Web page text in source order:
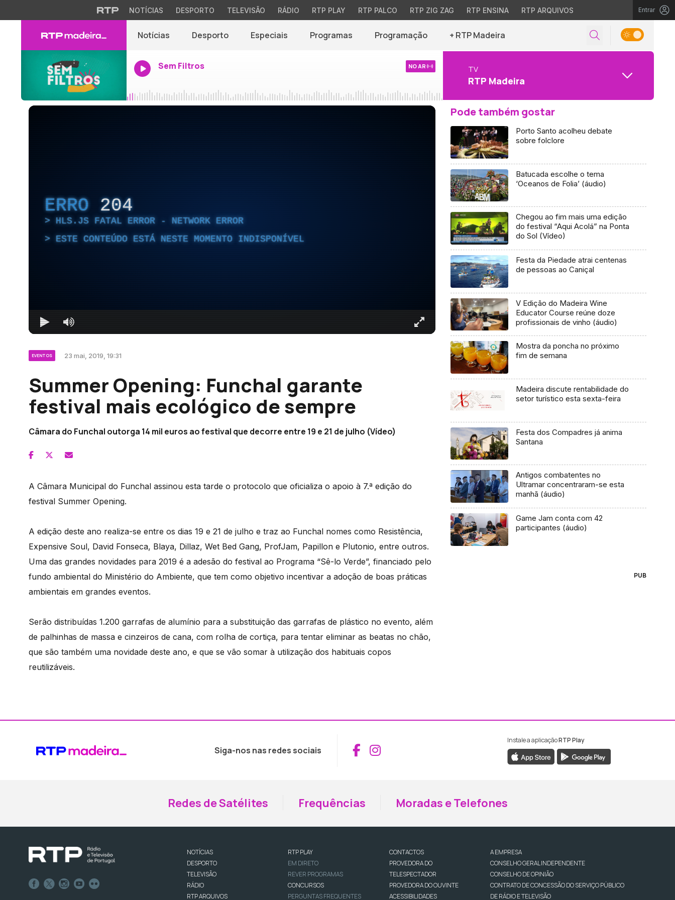
NOTÍCIAS DESPORTO TELEVISÃO RÁDIO RTP PLAY RTP PALCO RTP ZIG ZAG RTP ENSINA RTP ARQUIVOS Entrar
Notícias Desporto Especiais Programas Programação + RTP Madeira
Sem Filtros NO AR TV
RTP Madeira
ERRO 204
HLS.JS FATAL ERROR - NETWORK ERROR
ESTE CONTEÚDO ESTÁ NESTE MOMENTO INDISPONÍVEL
EVENTOS 23 mai, 2019, 19:31
Summer Opening: Funchal garante
festival mais ecológico de sempre
Câmara do Funchal outorga 14 mil euros ao festival que decorre entre 19 e 21 de julho (Vídeo)
A Câmara Municipal do Funchal assinou esta tarde o protocolo que oficializa o apoio à 7.ª edição do
festival Summer Opening.
A edição deste ano realiza-se entre os dias 19 e 21 de julho e traz ao Funchal nomes como Resistência,
Expensive Soul, David Fonseca, Blaya, Dillaz, Wet Bed Gang, ProfJam, Papillon e Plutonio, entre outros.
Uma das grandes novidades para 2019 é a adesão do festival ao Programa “Sê-lo Verde”, financiado pelo
fundo ambiental do Ministério do Ambiente, que tem como objetivo incentivar a adoção de boas práticas
ambientais em grandes eventos.
Serão distribuídas 1.200 garrafas de alumínio para a substituição das garrafas de plástico no evento, além
de palhinhas de massa e cinzeiros de cana, com rolha de cortiça, para tentar eliminar as beatas no chão,
que são também uma novidade deste ano, e que se vão somar à utilização dos habituais copos
reutilizáveis.
Pode também gostar
Porto Santo acolheu debate
sobre folclore
Batucada escolhe o tema
‘Oceanos de Folia’ (áudio)
Chegou ao fim mais uma edição
do festival “Aqui Acolá” na Ponta
do Sol (Vídeo)
Festa da Piedade atrai centenas
de pessoas ao Caniçal
V Edição do Madeira Wine
Educator Course reúne doze
profissionais de vinho (áudio)
Mostra da poncha no próximo
fim de semana
Madeira discute rentabilidade do
setor turístico esta sexta-feira
Festa dos Compadres já anima
Santana
Antigos combatentes no
Ultramar concentraram-se esta
manhã (áudio)
Game Jam conta com 42
participantes (áudio)
PUB
Siga-nos nas redes sociais Aceder ao Facebook da RTP Madeira
Aceder ao Instagram da RTP Madeira
Instale a aplicaçãoRTP Play
Redes de Satélites Frequências Moradas e Telefones
NOTÍCIAS
DESPORTO
TELEVISÃO
RÁDIO
RTP ARQUIVOS
RTP PLAY
EM DIRETO
REVER PROGRAMAS
CONCURSOS
PERGUNTAS FREQUENTES
CONTACTOS
PROVEDORA DO
TELESPECTADOR
PROVEDORA DO OUVINTE
ACESSIBILIDADES
A EMPRESA
CONSELHO GERAL INDEPENDENTE
CONSELHO DE OPINIÃO
CONTRATO DE CONCESSÃO DO SERVIÇO PÚBLICO
DE RÁDIO E TELEVISÃO